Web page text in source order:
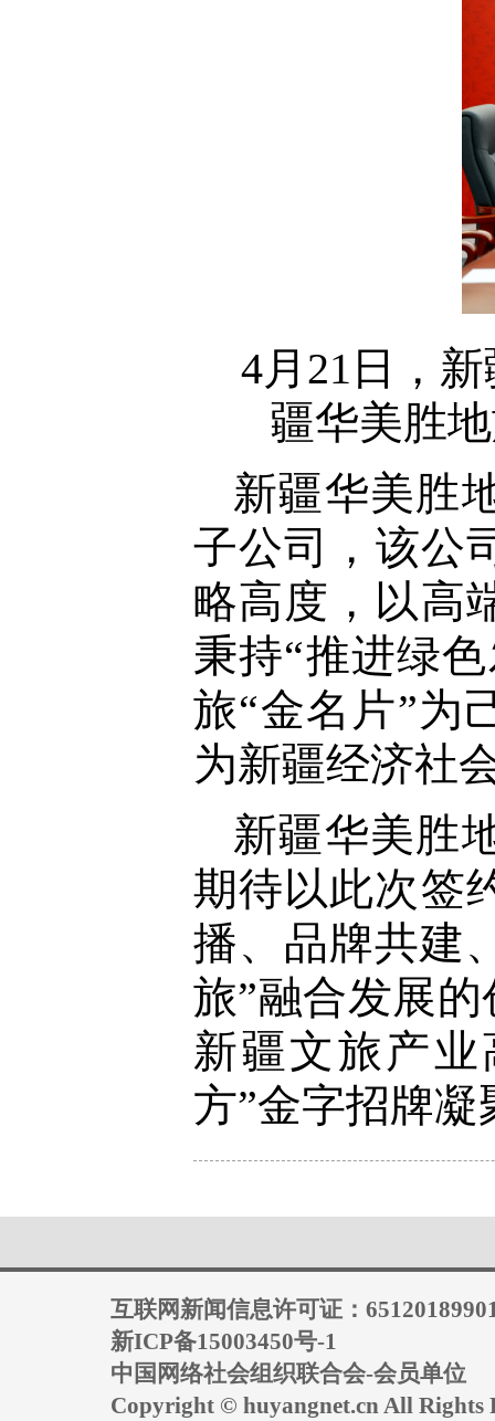
4月21日，
疆华美胜
新疆华美胜
子公司，该公
略高度，以高
秉持“推进绿
旅“金名片”为
为新疆经济社
新疆华美胜
期待以此次签
播、品牌共建
旅”融合发展
新疆文旅产
方”金字招牌
互联网新闻信息许可证：
新ICP备15003450号-1
中国网络社会组织联合会-会员单位
Copyright © huyangnet.cn All Rights